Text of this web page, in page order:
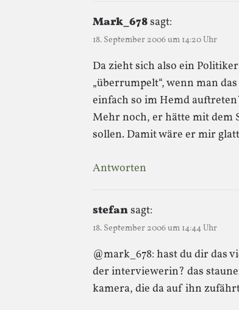
Mark_678sagt:
18. September 2006 um 14:20 Uhr
Da zieht sich also ein
„überrumpelt“, wenn man
einfach so im Hemd
Mehr noch, er hätte mit dem
sollen. Damit wäre er mir
Antworten
stefansagt:
18. September 2006 um 14:44 Uhr
@mark_678: hast du dir das
der interviewerin? das
kamera, die da auf ihn